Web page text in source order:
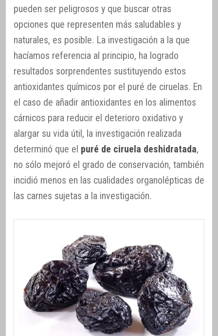
pueden ser peligrosos y que buscar otras
opciones que representen más saludables y
naturales, es posible. La investigación a la que
hacíamos referencia al principio, ha logrado
resultados sorprendentes sustituyendo estos
antioxidantes químicos por el puré de ciruelas. En
el caso de añadir antioxidantes en los alimentos
cárnicos para reducir el deterioro oxidativo y
alargar su vida útil, la investigación realizada
determinó que el puré de ciruela deshidratada,
no sólo mejoró el grado de conservación, también
incidió menos en las cualidades organolépticas de
las carnes sujetas a la investigación.